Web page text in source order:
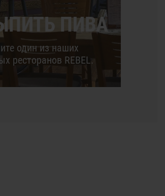
ПИВА
один из наших
ресторанов REBEL.